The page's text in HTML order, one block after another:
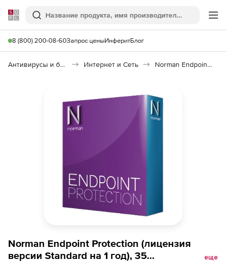
Softline
Поиск
8 (800) 200-08-60Запрос ценыИнферитБлог
Антивирусы и безопасность Интернет и Сеть Norman Endpoint Protection
Norman Endpoint Protection (лицензия
версии Standard на 1 год), 35
еще